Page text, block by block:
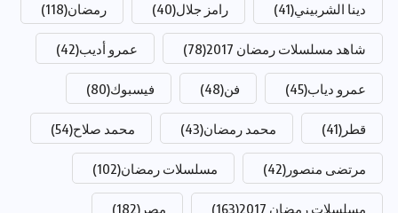
دينا الشربيني(41) رامز جلال(40) رمضان(118)
شاهد مسلسلات رمضان 2017 (78) عمرو أديب(42)
عمرو دياب(45) فن(48) فيسبوك(80)
قطر (41) محمد رمضان(43) محمد صلاح(54)
مرتضى منصور (42) مسلسلات رمضان(102)
مسلسلات رمضان 2017 (163) مصر (182)